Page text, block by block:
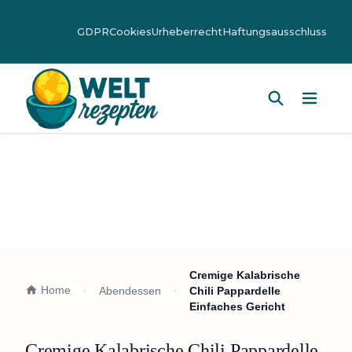
GDPRCookiesUrheberrechtHaftungsausschluss
Home Abendessen
Cremige Kalabrische
Chili Pappardelle
Einfaches Gericht